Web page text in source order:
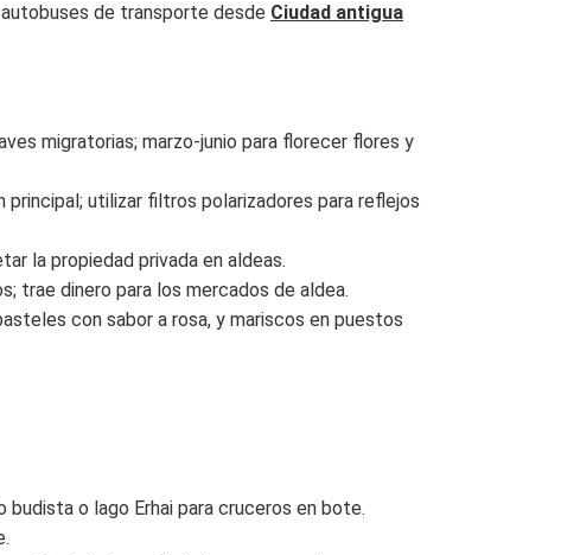
de transporte desde Ciudad antigua
migratorias; marzo-junio para florecer flores y
principal; utilizar filtros polarizadores para reflejos
la propiedad privada en aldeas.
trae dinero para los mercados de aldea.
con sabor a rosa, y mariscos en puestos
budista o lago Erhai para cruceros en bote.